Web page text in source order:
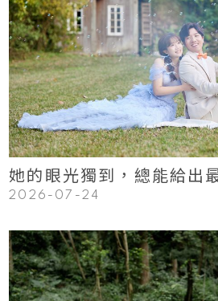
123
Read
她的眼光獨到，總能給出
2026-07-24